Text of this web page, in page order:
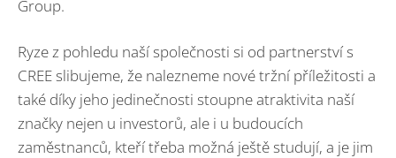
Group.
Ryze z pohledu naší společnosti si od partnerství s
CREE slibujeme, že nalezneme nové tržní příležitosti a
také díky jeho jedinečnosti stoupne atraktivita naší
značky nejen u investorů, ale i u budoucích
zaměstnanců, kteří třeba možná ještě studují, a je jim